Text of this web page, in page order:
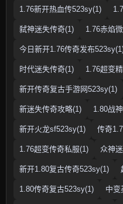
1.76新开热血传523sy(1)
弑神迷失传奇(1) 1.76赤焰
今日新开1.76传奇发布
时代迷失传奇(1) 1.76超变
新开传奇复古手游网523sy(1)
新迷失传奇攻略(1) 1.80战
新开火龙sf523sy(1) 传奇
1.76超变传奇私服(1) 众神
新开1.80复古传奇523sy(1)
1.80传奇复古523sy(1) 中变